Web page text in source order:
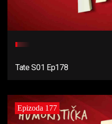
Tate S01 Ep178
Epizoda 177